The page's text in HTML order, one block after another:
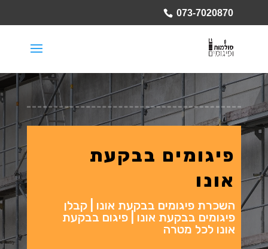
073-7020870
פיגומים בבקעת
אונו
השכרת פיגומים בבקעת אונו | קבלן
פיגומים בבקעת אונו | פיגום בבקעת
אונו לכל מטרה